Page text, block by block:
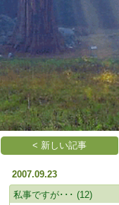
< 新しい記事
2007.09.23
私事ですが･･･ (12)